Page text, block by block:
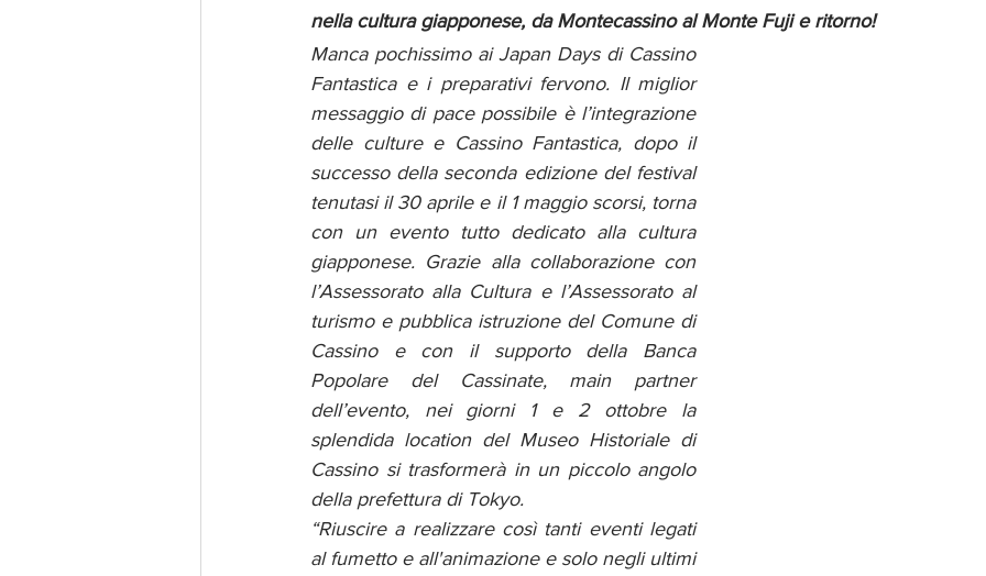
nella cultura giapponese, da Montecassino al Monte Fuji e ritorno!
Manca pochissimo ai Japan Days di Cassino
Fantastica e i preparativi fervono. Il miglior
messaggio di pace possibile è l’integrazione
delle culture e Cassino Fantastica, dopo il
successo della seconda edizione del festival
tenutasi il 30 aprile e il 1 maggio scorsi, torna
con un evento tutto dedicato alla cultura
giapponese. Grazie alla collaborazione con
l’Assessorato alla Cultura e l’Assessorato al
turismo e pubblica istruzione del Comune di
Cassino e con il supporto della Banca
Popolare del Cassinate, main partner
dell’evento, nei giorni 1 e 2 ottobre la
splendida location del Museo Historiale di
Cassino si trasformerà in un piccolo angolo
della prefettura di Tokyo.
“Riuscire a realizzare così tanti eventi legati
al fumetto e all'animazione e solo negli ultimi